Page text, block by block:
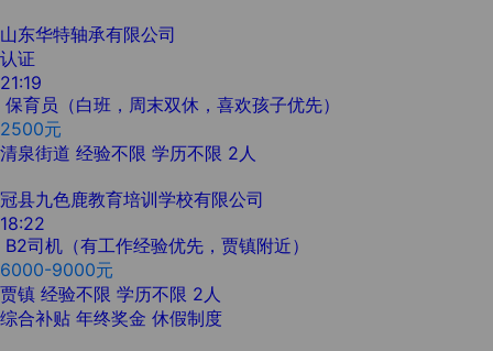
山东华特轴承有限公司
认证
21:19
保育员（白班，周末双休，喜欢孩子优先）
2500元
清泉街道 经验不限 学历不限 2人
冠县九色鹿教育培训学校有限公司
18:22
B2司机（有工作经验优先，贾镇附近）
6000-9000元
贾镇 经验不限 学历不限 2人
综合补贴 年终奖金 休假制度